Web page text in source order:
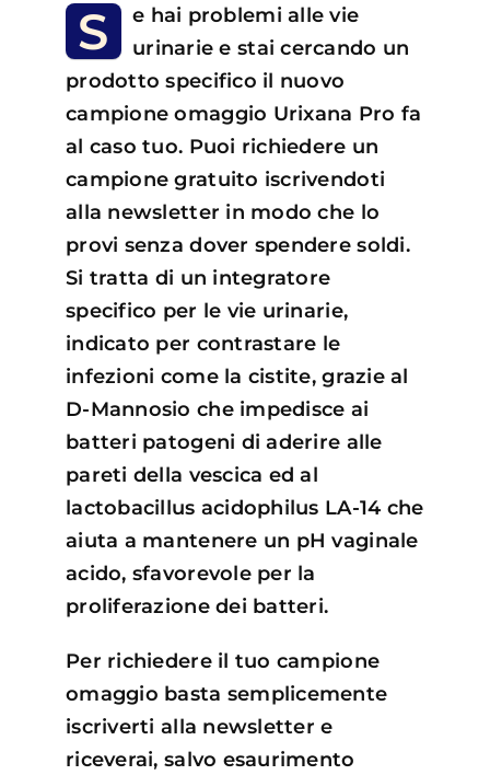
S
e hai problemi alle vie
urinarie e stai cercando un
prodotto specifico il nuovo
campione omaggio Urixana Pro fa
al caso tuo. Puoi richiedere un
campione gratuito iscrivendoti
alla newsletter in modo che lo
provi senza dover spendere soldi.
Si tratta di un integratore
specifico per le vie urinarie,
indicato per contrastare le
infezioni come la cistite, grazie al
D-Mannosio che impedisce ai
batteri patogeni di aderire alle
pareti della vescica ed al
lactobacillus acidophilus LA-14 che
aiuta a mantenere un pH vaginale
acido, sfavorevole per la
proliferazione dei batteri.
Per richiedere il tuo campione
omaggio basta semplicemente
iscriverti alla newsletter e
riceverai, salvo esaurimento